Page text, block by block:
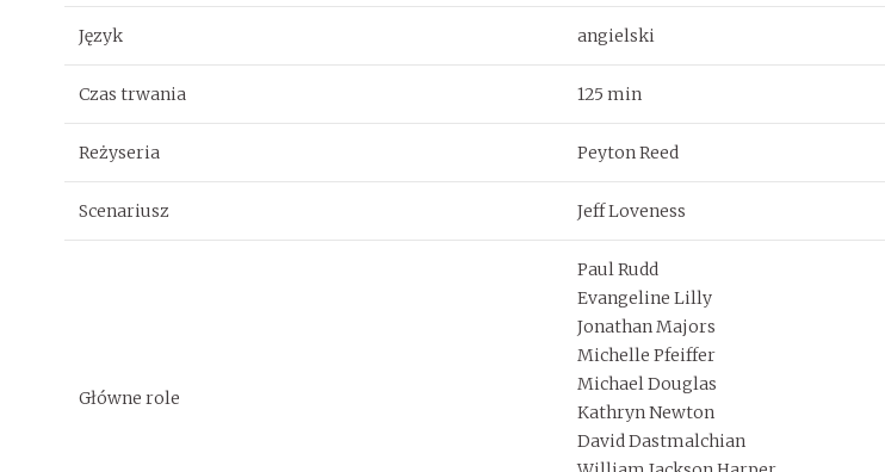
Język angielski
Czas trwania 125 min
Reżyseria Peyton Reed
Scenariusz Jeff Loveness
Główne role
Paul Rudd
Evangeline Lilly
Jonathan Majors
Michelle Pfeiffer
Michael Douglas
Kathryn Newton
David Dastmalchian